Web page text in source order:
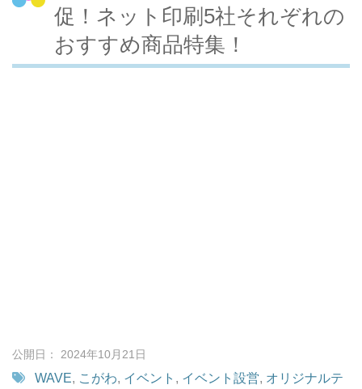
促！ネット印刷5社それぞれの
おすすめ商品特集！
公開日： 2024年10月21日
WAVE, こがわ, イベント , イベント設営, オリジナルテ